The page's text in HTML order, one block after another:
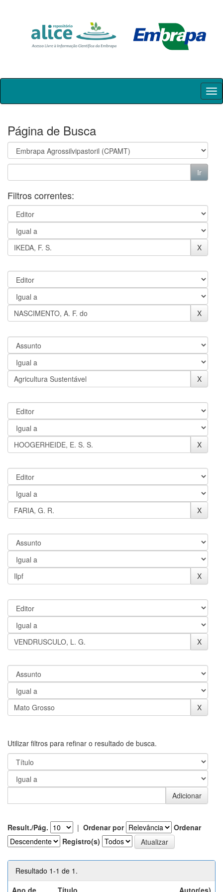
Skip
Página de Busca
Filtros correntes:
Utilizar filtros para refinar o resultado de busca.
Result./Pág. | Ordenar por
Ordenar
Registro(s)
Resultado 1-1 de 1.
Ano de
Título Autor(es)